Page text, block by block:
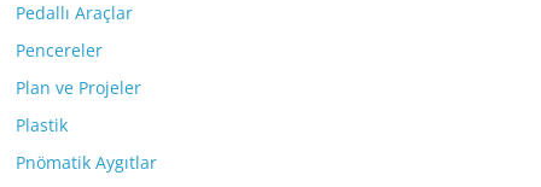
Pedallı Araçlar
Pencereler
Plan ve Projeler
Plastik
Pnömatik Aygıtlar